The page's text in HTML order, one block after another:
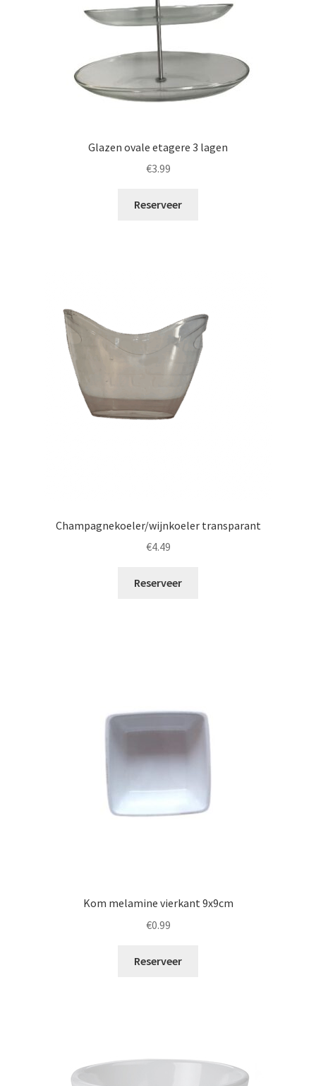
Glazen ovale etagere 3 lagen
€3.99
Reserveer
Champagnekoeler/wijnkoeler transparant
€4.49
Reserveer
Kom melamine vierkant 9x9cm
€0.99
Reserveer